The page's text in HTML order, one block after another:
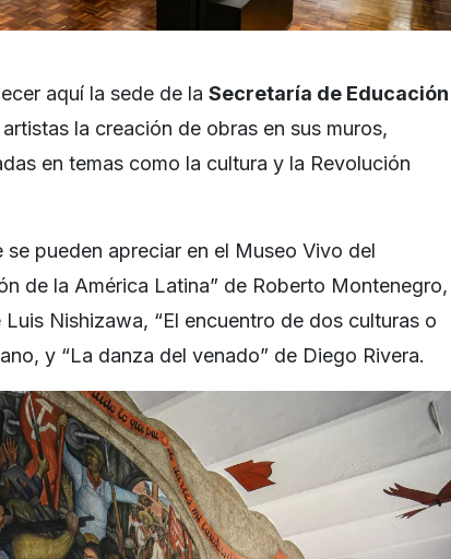
aquí la sede de la Secretaría de Educación
la creación de obras en sus muros,
en temas como la cultura y la Revolución
pueden apreciar en el Museo Vivo del
de la América Latina” de Roberto Montenegro,
Luis Nishizawa, “El encuentro de dos culturas o
y “La danza del venado” de Diego Rivera.